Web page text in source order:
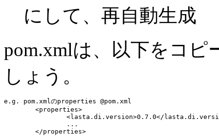
にして、再自動生成
pom.xmlは、以下をコピ
しょう。
e.g. pom.xmlのproperties @pom.xml
<lasta.di.version>0.7.0</
...